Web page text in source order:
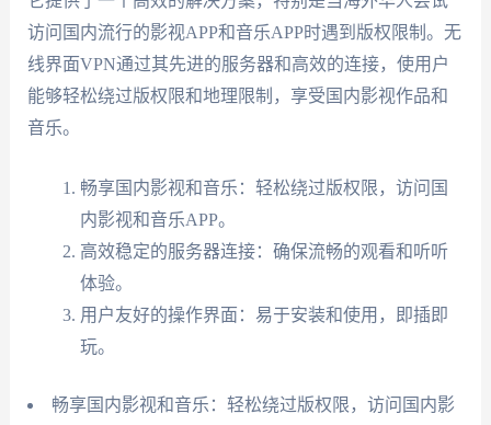
访问国内流行的影视APP和音乐APP时遇到版权限制。无
线界面VPN通过其先进的服务器和高效的连接，使用户
能够轻松绕过版权限和地理限制，享受国内影视作品和
音乐。
畅享国内影视和音乐：轻松绕过版权限，访问国
内影视和音乐APP。
高效稳定的服务器连接：确保流畅的观看和听听
体验。
用户友好的操作界面：易于安装和使用，即插即
玩。
畅享国内影视和音乐：轻松绕过版权限，访问国内影